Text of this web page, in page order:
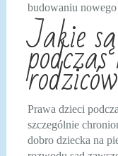
budowaniu
Jakie
Prawa dzieci
szczególnie
dobro dziecka na